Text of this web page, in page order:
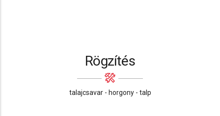
Rögzítés
talajcsavar - horgony - talp